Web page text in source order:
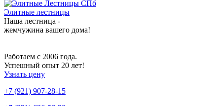
Элитные лестницы
Наша лестница -
жемчужина вашего дома!
Работаем с 2006 года.
Успешный опыт 20 лет!
Узнать цену
+7 (921) 907-28-15